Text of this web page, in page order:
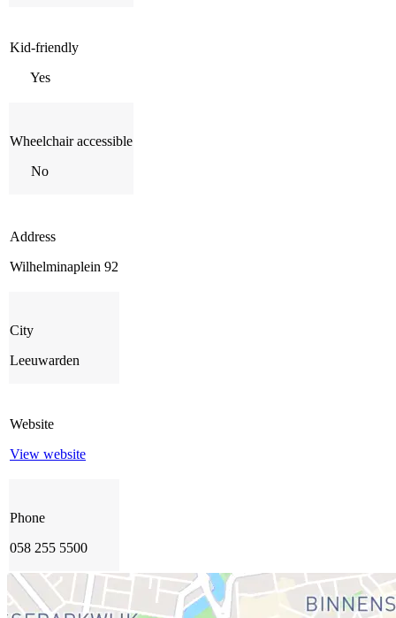
Kid-friendly
Yes
Wheelchair accessible
No
Address
Wilhelminaplein 92
City
Leeuwarden
Website
View website
Phone
058 255 5500